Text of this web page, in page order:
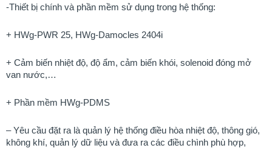
-Thiết bị chính và phần mềm sử dụng trong hệ thống:
+ HWg-PWR 25, HWg-Damocles 2404i
+ Cảm biến nhiệt độ, độ ẩm, cảm biến khói, solenoid đóng mở
van nước,…
+ Phần mềm HWg-PDMS
– Yêu cầu đặt ra là quản lý hệ thống điều hòa nhiệt độ, thông gió,
không khí, quản lý dữ liệu và đưa ra các điều chình phù hợp,